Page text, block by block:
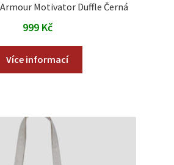
Motivator Duffle Černá
999 Kč
Více informací